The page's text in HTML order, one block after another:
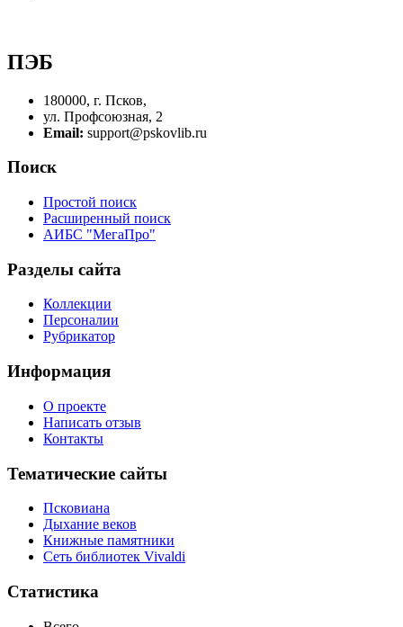
ПЭБ
180000, г. Псков,
ул. Профсоюзная, 2
Email: support@pskovlib.ru
Поиск
Простой поиск
Расширенный поиск
АИБС "МегаПро"
Разделы сайта
Коллекции
Персоналии
Рубрикатор
Информация
О проекте
Написать отзыв
Контакты
Тематические сайты
Псковиана
Дыхание веков
Книжные памятники
Сеть библиотек Vivaldi
Статистика